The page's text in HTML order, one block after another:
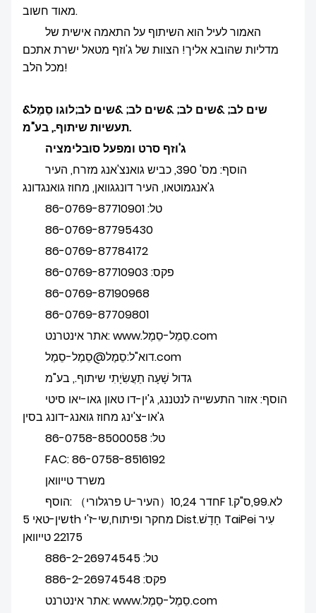
מאוד חשוב.
מדליות שהובא אליך! הצוות של ג'וזף מטאל ישרת אתכם
מכל הלב!
&שים לב; &שים לב; &שים לב; &שים לב;לוגו סֵמֶל
תעשיות שיתוף., בע"מ.
ג'וזף סרט ומפעל סובלימציה
ג'אנגמוטאו, העיר דונגגוואן, מחוז גואנגדונג
טל: 86-0769-87710901
86-0769-87795430
86-0769-87784172
פקס: 86-0769-87710903
86-0769-87190968
86-0769-87709801
אתר אינטרנט: www.סֵמֶל-סֵמֶל.com
דוא"ל:סֵמֶל@סֵמֶל-סֵמֶל.com
גדול שָׁעָה תַעֲשִׂיָתִי שיתוף., בע"מ
ג'או-צ'ינג מחוז גואנג-דונג בסין
טל: 86-0758-8500058
FAC: 86-0758-8516192
משרד טייוואן
שין-טאי 5th מחקר ופיתוח,שי-ז'י Dist.חָדָשׁ TaiPei עִיר
22175 טייוואן
טל: 886-2-26974545
פקס: 886-2-26974548
אתר אינטרנט: www.סֵמֶל-סֵמֶל.com